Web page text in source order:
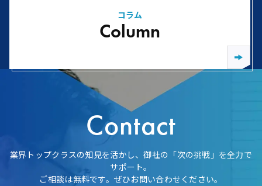
コラム
Column
Contact
業界トップクラスの知見を活かし、御社の「次の挑戦」を全力で
サポート。
ご相談は無料です。ぜひお問い合わせください。